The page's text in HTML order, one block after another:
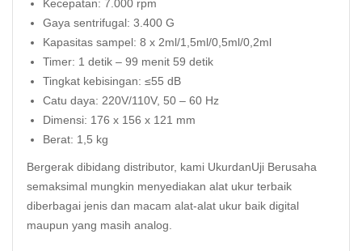
Kecepatan: 7.000 rpm
Gaya sentrifugal: 3.400 G
Kapasitas sampel: 8 x 2ml/1,5ml/0,5ml/0,2ml
Timer: 1 detik – 99 menit 59 detik
Tingkat kebisingan: ≤55 dB
Catu daya: 220V/110V, 50 – 60 Hz
Dimensi: 176 x 156 x 121 mm
Berat: 1,5 kg
Bergerak dibidang distributor, kami UkurdanUji Berusaha
semaksimal mungkin menyediakan alat ukur terbaik
diberbagai jenis dan macam alat-alat ukur baik digital
maupun yang masih analog.